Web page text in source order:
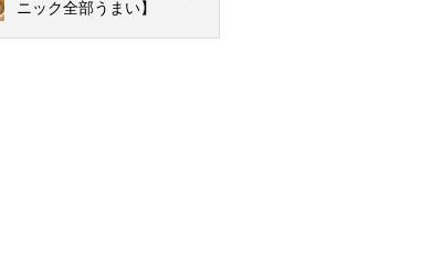
ニック全部うまい】